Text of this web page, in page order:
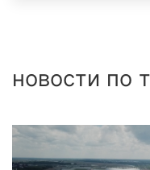
новости по